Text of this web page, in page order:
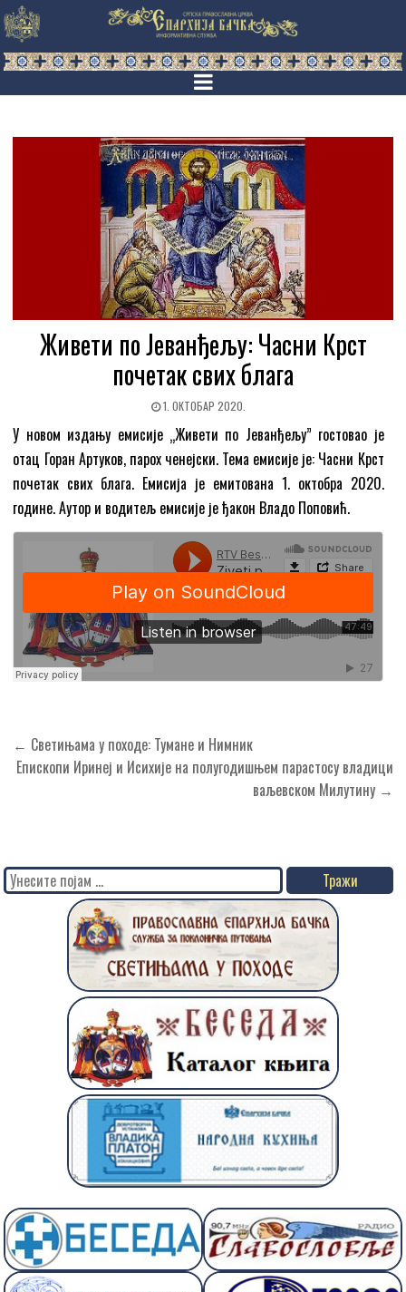
Живети по Јеванђељу: Часни Крст
почетак свих блага
1. ОКТОБАР 2020.
У новом издању емисије „Живети по Јеванђељу” гостовао је
отац Горан Артуков, парох ченејски. Тема емисијe је: Часни Крст
почетак свих блага. Емисија је емитована 1. октобра 2020.
године. Аутор и водитељ емисије је ђакон Владо Поповић.
Кретање
чланка
← Светињама у походе: Тумане и Нимник
Епископи Иринеј и Исихије на полугодишњем парастосу владици
ваљевском Милутину →
Search
for: